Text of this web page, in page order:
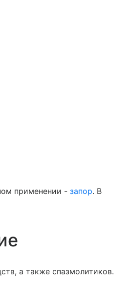
применении - запор. В
а также спазмолитиков.